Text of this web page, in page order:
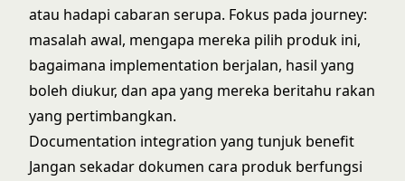
atau hadapi cabaran serupa. Fokus pada journey:
masalah awal, mengapa mereka pilih produk ini,
bagaimana implementation berjalan, hasil yang
boleh diukur, dan apa yang mereka beritahu rakan
yang pertimbangkan.
Documentation integration yang tunjuk benefit
Jangan sekadar dokumen cara produk berfungsi